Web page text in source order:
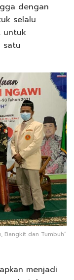
dengan
selalu
untuk
satu
Bangkit dan Tumbuh”
menjadi